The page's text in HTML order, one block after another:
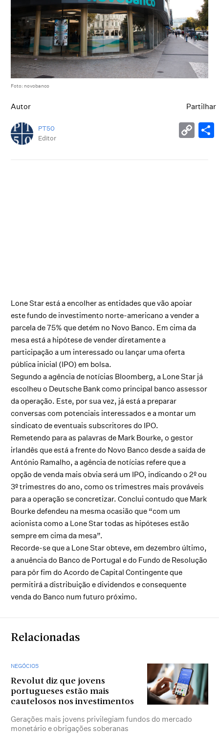
Foto: novobanco
Autor
PT50
Editor
Partilhar
Lone Star está a encolher as entidades que vão apoiar
este fundo de investimento norte-americano a vender a
parcela de 75% que detém no Novo Banco. Em cima da
mesa está a hipótese de vender diretamente a
participação a um interessado ou lançar uma oferta
pública inicial (IPO) em bolsa.
Segundo a agência de notícias Bloomberg, a Lone Star já
escolheu o Deutsche Bank como principal banco assessor
da operação. Este, por sua vez, já está a preparar
conversas com potenciais interessados e a montar um
sindicato de eventuais subscritores do IPO.
Remetendo para as palavras de Mark Bourke, o gestor
irlandês que está a frente do Novo Banco desde a saída de
António Ramalho, a agência de notícias refere que a
opção de venda mais obvia será um IPO, indicando o 2º ou
3º trimestres do ano, como os trimestres mais prováveis
para a operação se concretizar. Conclui contudo que Mark
Bourke defendeu na mesma ocasião que “com um
acionista como a Lone Star todas as hipóteses estão
sempre em cima da mesa”.
Recorde-se que a Lone Star obteve, em dezembro último,
a anuência do Banco de Portugal e do Fundo de Resolução
para pôr fim do Acordo de Capital Contingente que
permitirá a distribuição e dividendos e consequente
venda do Banco num futuro próximo.
Relacionadas
NEGÓCIOS
Revolut diz que jovens
portugueses estão mais
cautelosos nos investimentos
Gerações mais jovens privilegiam fundos do mercado
monetário e obrigações soberanas